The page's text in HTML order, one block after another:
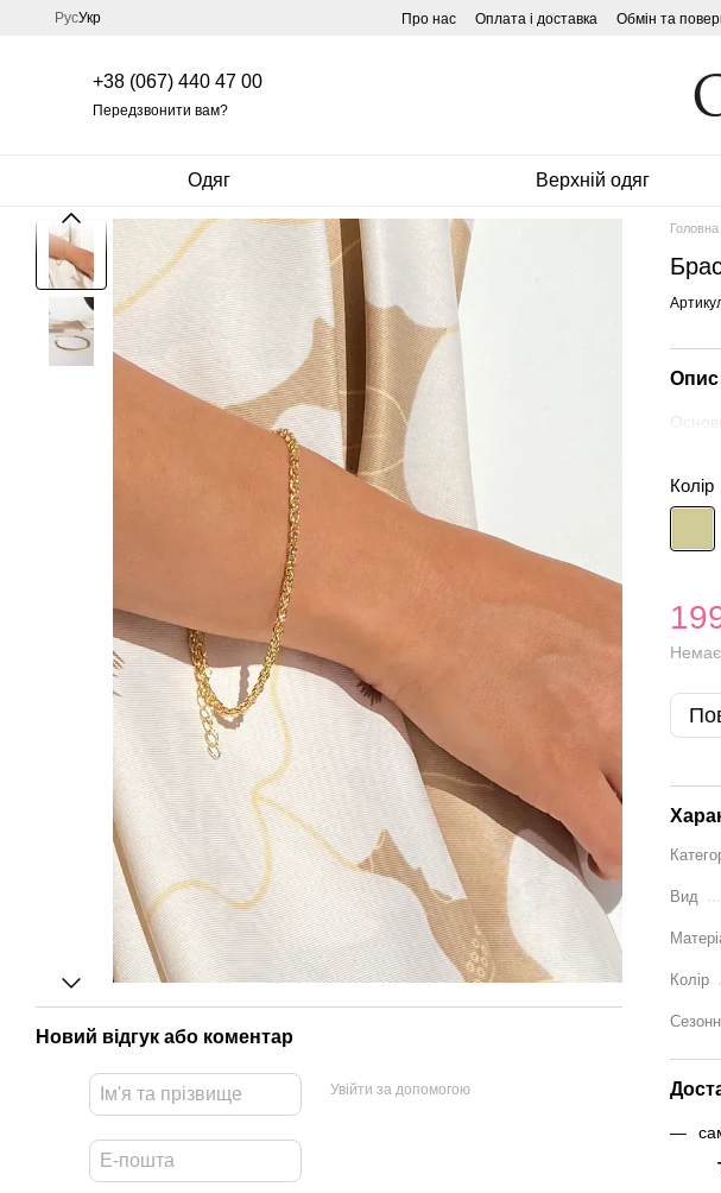
Перейти до основного контенту
РусУкр Про нас Оплата і доставка Обмін та
+38 (067) 440 47 00
Передзвонити вам?
Одяг Верхній одяг
Новий відгук або коментар
Увійти за допомогою
Головна
Опис
Колір
Немає
Вид
Колір